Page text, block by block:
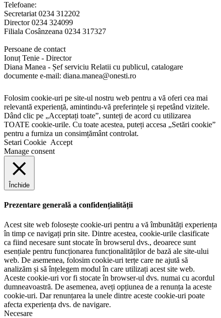
Telefoane:
Secretariat 0234 312202
Director 0234 324099
Filiala Cosânzeana 0234 317327
Persoane de contact
Ionuț Tenie - Director
Diana Manea - Șef serviciu Relatii cu publicul, catalogare
documente e-mail: diana.manea@onesti.ro
Folosim cookie-uri pe site-ul nostru web pentru a vă oferi cea mai
relevantă experiență, amintindu-vă preferințele și repetând vizitele.
Dând clic pe „Acceptați toate”, sunteți de acord cu utilizarea
TOATE cookie-urile. Cu toate acestea, puteți accesa „Setări cookie”
pentru a furniza un consimțământ controlat.
Setari Cookie Accept
Manage consent
Închide
Prezentare generală a confidențialității
Acest site web folosește cookie-uri pentru a vă îmbunătăți experiența
în timp ce navigați prin site. Dintre acestea, cookie-urile clasificate
ca fiind necesare sunt stocate în browserul dvs., deoarece sunt
esențiale pentru funcționarea funcționalităților de bază ale site-ului
web. De asemenea, folosim cookie-uri terțe care ne ajută să
analizăm și să înțelegem modul în care utilizați acest site web.
Aceste cookie-uri vor fi stocate în browser-ul dvs. numai cu acordul
dumneavoastră. De asemenea, aveți opțiunea de a renunța la aceste
cookie-uri. Dar renunțarea la unele dintre aceste cookie-uri poate
afecta experiența dvs. de navigare.
Necesare